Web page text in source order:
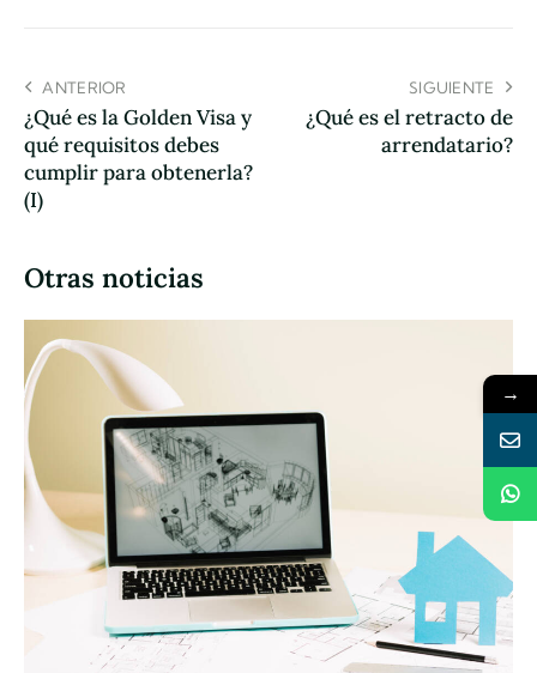
ANTERIOR
¿Qué es la Golden Visa y
qué requisitos debes
cumplir para obtenerla?
(I)
SIGUIENTE
¿Qué es el retracto de
arrendatario?
Otras noticias
→